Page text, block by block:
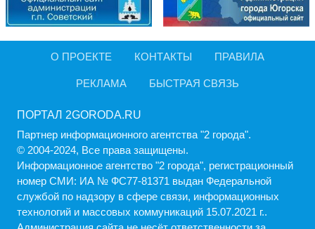
О ПРОЕКТЕ КОНТАКТЫ ПРАВИЛА
РЕКЛАМА БЫСТРАЯ СВЯЗЬ
ПОРТАЛ 2GORODA.RU
Партнер информационного агентства "2 города".
© 2004-2024, Все права защищены.
Информационное агентство "2 города", регистрационный
номер СМИ: ИА № ФС77-81371 выдан Федеральной
службой по надзору в сфере связи, информационных
технологий и массовых коммуникаций 15.07.2021 г..